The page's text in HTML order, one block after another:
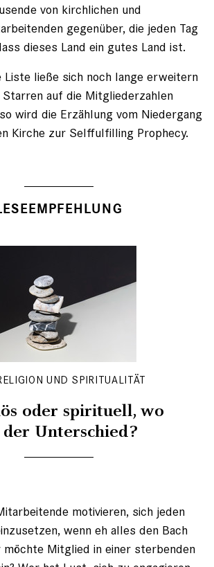
von kirchlichen und
gegenüber, die jeden Tag
dieses Land ein gutes Land ist.
Liste ließe sich noch lange erweitern
auf die Mitgliederzahlen
wird die Erzählung vom Niedergang
Kirche zur Selffulfilling Prophecy.
UND SPIRITUALITÄT
oder spirituell, wo
Unterschied?
motivieren, sich jeden
wenn eh alles den Bach
Mitglied in einer sterbenden